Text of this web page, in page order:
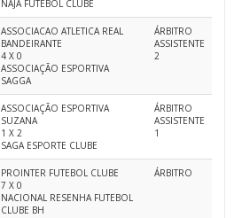
NAJA FUTEBOL CLUBE
ASSOCIACAO ATLETICA REAL
BANDEIRANTE
4 X 0
ASSOCIAÇÃO ESPORTIVA
SAGGA
ÁRBITRO
ASSISTENTE
2
ASSOCIAÇÃO ESPORTIVA
SUZANA
1 X 2
SAGA ESPORTE CLUBE
ÁRBITRO
ASSISTENTE
1
PROINTER FUTEBOL CLUBE
7 X 0
NACIONAL RESENHA FUTEBOL
CLUBE BH
ÁRBITRO